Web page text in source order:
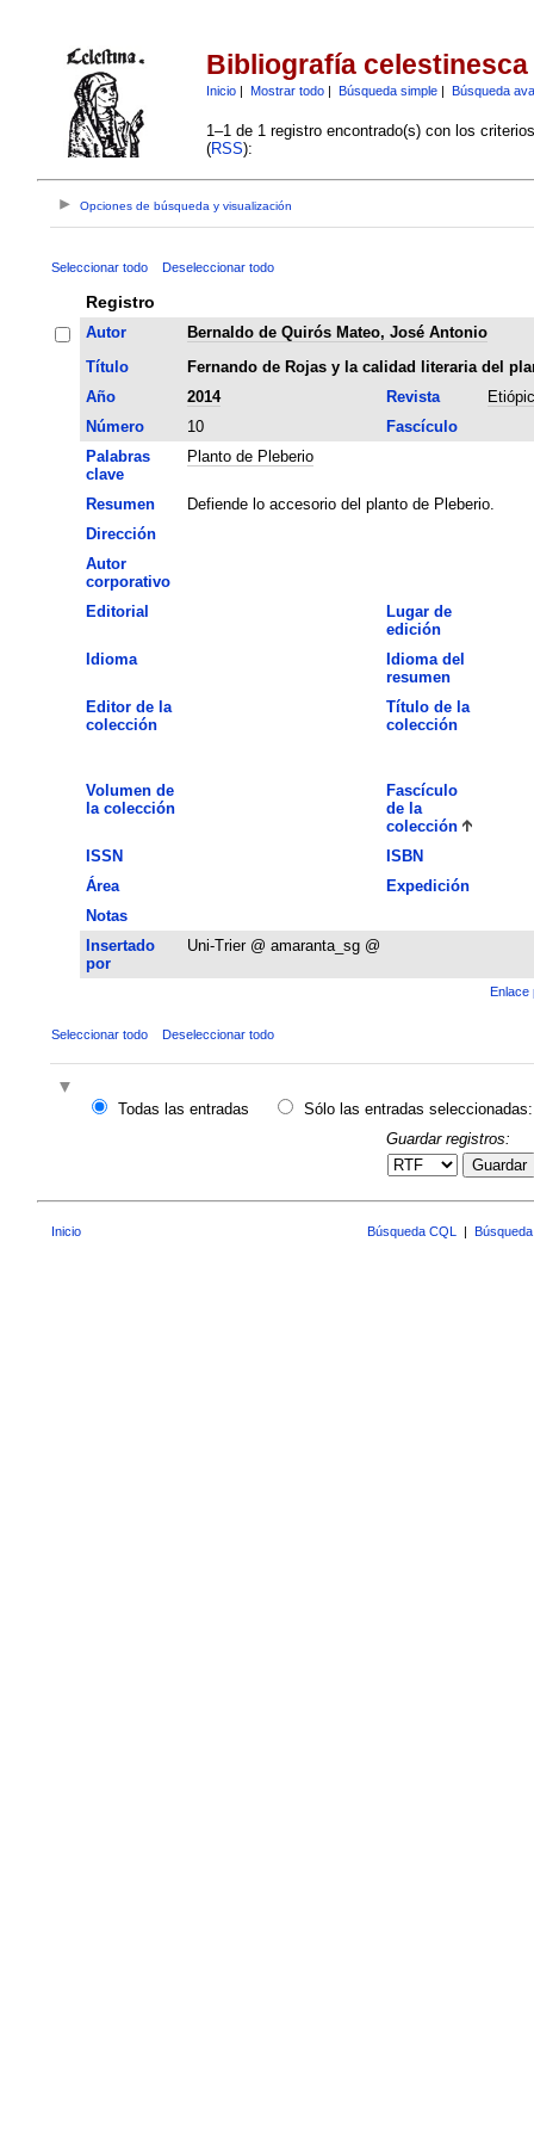
Bibliografía celestinesca
Inicio| Mostrar todo| Búsqueda simple| Búsqueda
1–1 de 1 registro encontrado(s) con los
(RSS):
Opciones de búsqueda y visualización
Seleccionar todo Deseleccionar todo
Registro
Autor
Bernaldo de Quirós Mateo, José Antonio
Título
Fernando de Rojas y la calidad literaria del
Año
2014 Revista
Número
10
Fascículo
Palabras
clave
Planto de Pleberio
Resumen
Defiende lo accesorio del planto de Pleberio.
Dirección
Autor
corporativo
Editorial
Lugar de
edición
Idioma
Idioma del
resumen
Editor de la
colección
Título de la
colección
Volumen de
la colección
Fascículo
de la
colección
ISSN
ISBN
Área
Expedición
Notas
Insertado
por
Uni-Trier @ amaranta_sg @
Enlace
Seleccionar todo Deseleccionar todo
Todas las entradas
Sólo las entradas seleccionadas:
Guardar registros:
Guardar
Inicio Búsqueda CQL